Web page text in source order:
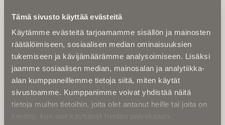
Tämä sivusto käyttää evästeitä
Käytämme evästeitä tarjoamamme sisällön ja mainosten
räätälöimiseen, sosiaalisen median ominaisuuksien
tukemiseen ja kävijämäärämme analysoimiseen. Lisäksi
jaamme sosiaalisen median, mainosalan ja analytiikka-
alan kumppaneillemme tietoja siitä, miten käytät
sivustoamme. Kumppanimme voivat yhdistää näitä
tietoja muihin tietoihin, joita olet antanut heille tai joita on
kerätty, kun olet käyttänyt heidän palvelujaan.
Kirjoita alle sähköpostiosoitteesi niin saat kaksi kertaa
etteivät kiinnostavat artikkelit jää huomaamatta.
Uutiskirje on maksuton eikä se velvoita mihinkään.
Kirjoita tähän sähköpostiosoite, johon haluat uutiskirjeen
tulevan: